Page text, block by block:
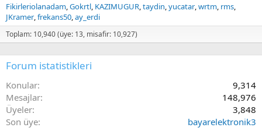
Fikirleriolanadam Gokrtl KAZIMUGUR taydin yucatar wrtm rms
JKramer frekans50 ay_erdi
Toplam: 10,940 (üye: 13, misafir: 10,927)
Forum istatistikleri
Konular
9,314
Mesajlar
148,976
Üyeler
3,848
Son üye
bayarelektronik3